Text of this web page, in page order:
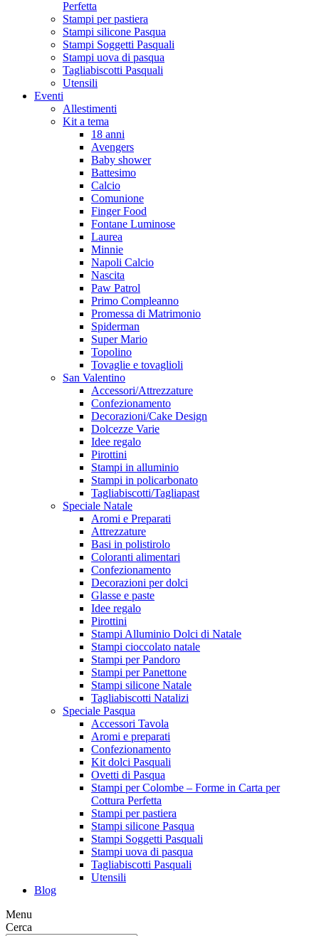
Perfetta
Stampi per pastiera
Stampi silicone Pasqua
Stampi Soggetti Pasquali
Stampi uova di pasqua
Tagliabiscotti Pasquali
Utensili
Eventi
Allestimenti
Kit a tema
18 anni
Avengers
Baby shower
Battesimo
Calcio
Comunione
Finger Food
Fontane Luminose
Laurea
Minnie
Napoli Calcio
Nascita
Paw Patrol
Primo Compleanno
Promessa di Matrimonio
Spiderman
Super Mario
Topolino
Tovaglie e tovaglioli
San Valentino
Accessori/Attrezzature
Confezionamento
Decorazioni/Cake Design
Dolcezze Varie
Idee regalo
Pirottini
Stampi in alluminio
Stampi in policarbonato
Tagliabiscotti/Tagliapast
Speciale Natale
Aromi e Preparati
Attrezzature
Basi in polistirolo
Coloranti alimentari
Confezionamento
Decorazioni per dolci
Glasse e paste
Idee regalo
Pirottini
Stampi Alluminio Dolci di Natale
Stampi cioccolato natale
Stampi per Pandoro
Stampi per Panettone
Stampi silicone Natale
Tagliabiscotti Natalizi
Speciale Pasqua
Accessori Tavola
Aromi e preparati
Confezionamento
Kit dolci Pasquali
Ovetti di Pasqua
Stampi per Colombe – Forme in Carta per
Cottura Perfetta
Stampi per pastiera
Stampi silicone Pasqua
Stampi Soggetti Pasquali
Stampi uova di pasqua
Tagliabiscotti Pasquali
Utensili
Blog
Menu
Cerca